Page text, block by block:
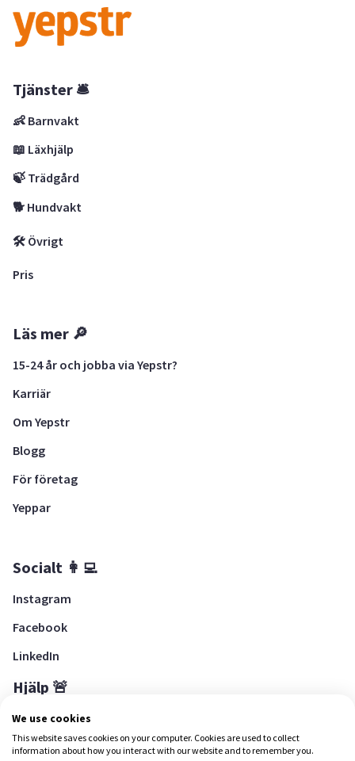
Tjänster 🛎
👶 Barnvakt
📖 Läxhjälp
🍃 Trädgård
🐕 Hundvakt
🛠 Övrigt
Pris
Läs mer 🔎
15-24 år och jobba via Yepstr?
Karriär
Om Yepstr
Blogg
För företag
Yeppar
Socialt 👩‍💻
Instagram
Facebook
LinkedIn
Hjälp 🚨
Hjälpcenter
We use cookies
This website saves cookies on your computer. Cookies are used to collect
information about how you interact with our website and to remember you.